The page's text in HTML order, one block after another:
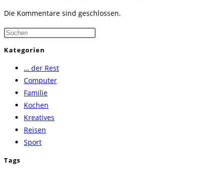
Die Kommentare sind geschlossen.
Press
Kategorien
… der Rest
Computer
Familie
Kochen
Kreatives
Reisen
Sport
Tags